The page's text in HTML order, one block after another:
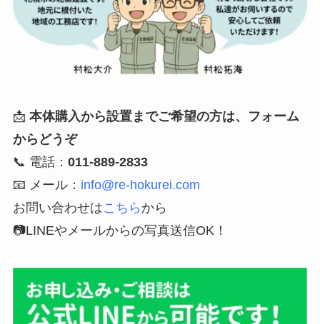
📩 本体購入から設置までご希望の方は、フォーム
からどうぞ
📞 電話： 011-889-2833
📧 メール： info@re-hokurei.com
お問い合わせはこちら から
📷LINEやメールからの写真送信OK！